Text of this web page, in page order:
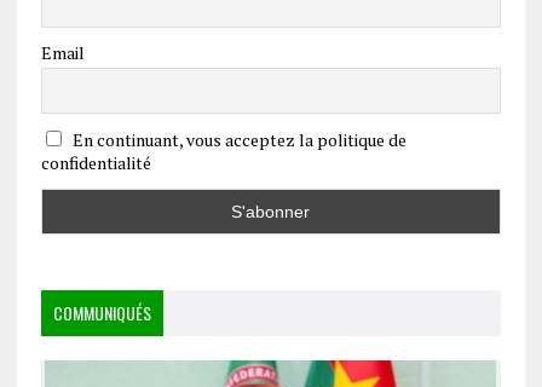
Email
En continuant, vous acceptez la politique de
confidentialité
COMMUNIQUÉS